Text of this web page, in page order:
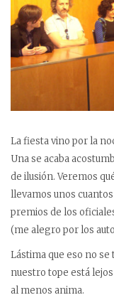
La fiesta vino por la
Una se acaba
de ilusión. Veremos
llevamos unos
premios de los
(me alegro por los
Lástima que eso no
nuestro tope está
al menos anima.